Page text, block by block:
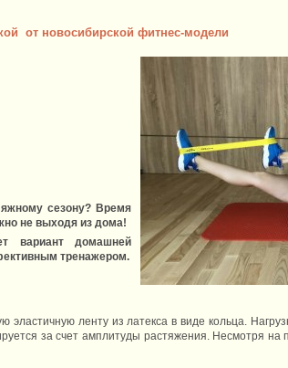
от новосибирской фитнес-модели
сезону? Время
не выходя из дома!
вариант домашней
тренажером.
ленту из латекса в виде кольца.
за счет амплитуды растяжения. Несмотря